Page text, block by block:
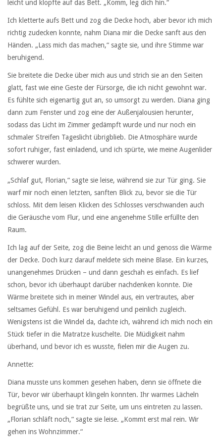
leicht und klopfte auf das Bett. „Komm, leg dich hin.“
Ich kletterte aufs Bett und zog die Decke hoch, aber bevor ich mich
richtig zudecken konnte, nahm Diana mir die Decke sanft aus den
Händen. „Lass mich das machen,“ sagte sie, und ihre Stimme war
beruhigend.
Sie breitete die Decke über mich aus und strich sie an den Seiten
glatt, fast wie eine Geste der Fürsorge, die ich nicht gewohnt war.
Es fühlte sich eigenartig gut an, so umsorgt zu werden. Diana ging
dann zum Fenster und zog eine der Außenjalousien herunter,
sodass das Licht im Zimmer gedämpft wurde und nur noch ein
schmaler Streifen Tageslicht übrigblieb. Die Atmosphäre wurde
sofort ruhiger, fast einladend, und ich spürte, wie meine Augenlider
schwerer wurden.
„Schlaf gut, Florian,“ sagte sie leise, während sie zur Tür ging. Sie
warf mir noch einen letzten, sanften Blick zu, bevor sie die Tür
schloss. Mit dem leisen Klicken des Schlosses verschwanden auch
die Geräusche vom Flur, und eine angenehme Stille erfüllte den
Raum.
Ich lag auf der Seite, zog die Beine leicht an und genoss die Wärme
der Decke. Doch kurz darauf meldete sich meine Blase. Ein kurzes,
unangenehmes Drücken – und dann geschah es einfach. Es lief
schon, bevor ich überhaupt darüber nachdenken konnte. Die
Wärme breitete sich in meiner Windel aus, ein vertrautes, aber
seltsames Gefühl. Es war beruhigend und peinlich zugleich.
Wenigstens ist die Windel da, dachte ich, während ich mich noch ein
Stück tiefer in die Matratze kuschelte. Die Müdigkeit nahm
überhand, und bevor ich es wusste, fielen mir die Augen zu.
Annette:
Diana musste uns kommen gesehen haben, denn sie öffnete die
Tür, bevor wir überhaupt klingeln konnten. Ihr warmes Lächeln
begrüßte uns, und sie trat zur Seite, um uns eintreten zu lassen.
„Florian schläft noch,“ sagte sie leise. „Kommt erst mal rein. Wir
gehen ins Wohnzimmer.“